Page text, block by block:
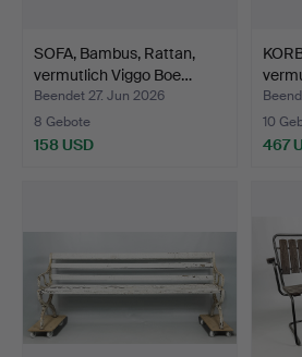
SOFA, Bambus, Rattan,
vermutlich Viggo Boe…
Beendet 27. Jun 2026
8 Gebote
158 USD
10
467